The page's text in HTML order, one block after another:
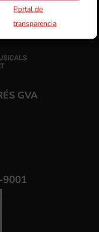
Portal de
transparencia
GVA
9001